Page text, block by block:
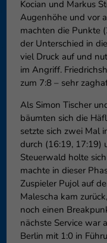
Kocian und Markus
Augenhöhe und vor
machten die Punkte
der Unterschied in
viel Druck auf und
im Angriff.
zum 7:8 – sehr
Als Simon Tischer
bäumten sich die
setzte sich zwei Mal
durch (16:19, 17:19)
Steuerwald holte
machte in dieser
Zuspieler Pujol auf
Malescha kam
noch einen
nächste Service war
Berlin mit 1:0 in